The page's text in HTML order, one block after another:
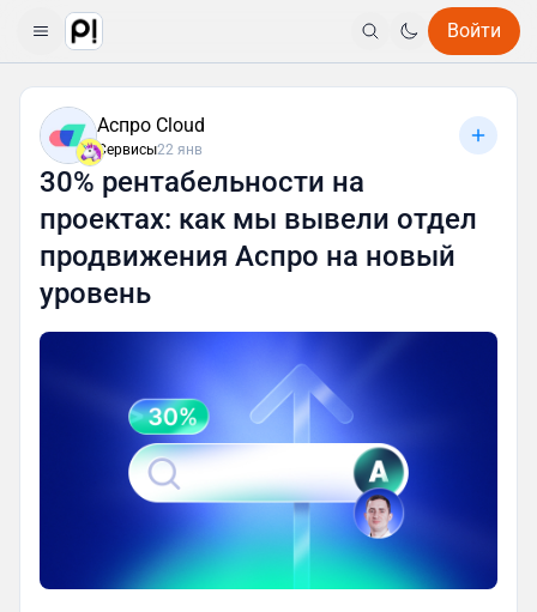
Войти
Аспро Cloud
Сервисы22 янв
30% рентабельности на
проектах: как мы вывели отдел
продвижения Аспро на новый
уровень